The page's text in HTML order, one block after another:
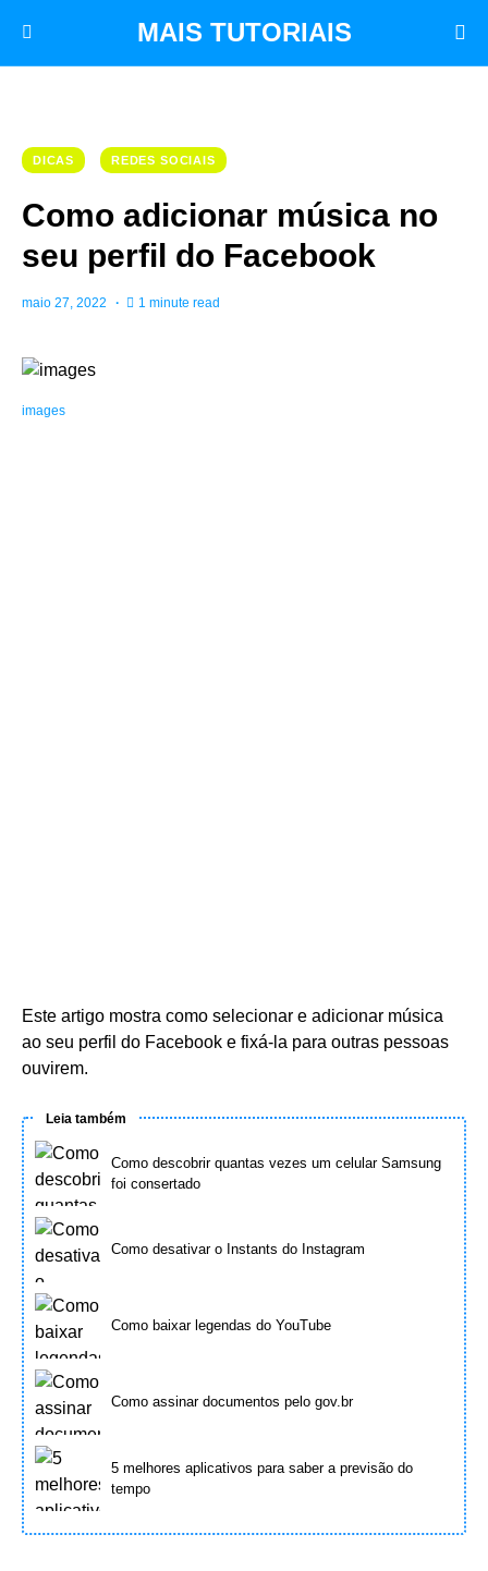
MAIS TUTORIAIS
DICAS REDES SOCIAIS
Como adicionar música no
seu perfil do Facebook
maio 27, 2022 1 minute read
images
Este artigo mostra como selecionar e adicionar música
ao seu perfil do Facebook e fixá-la para outras pessoas
ouvirem.
Leia também
Como descobrir quantas vezes um celular Samsung
foi consertado
Como desativar o Instants do Instagram
Como baixar legendas do YouTube
Como assinar documentos pelo gov.br
5 melhores aplicativos para saber a previsão do
tempo